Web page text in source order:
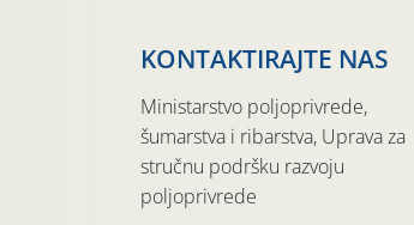
KONTAKTIRAJTE NAS
Ministarstvo poljoprivrede,
šumarstva i ribarstva, Uprava za
stručnu podršku razvoju
poljoprivrede